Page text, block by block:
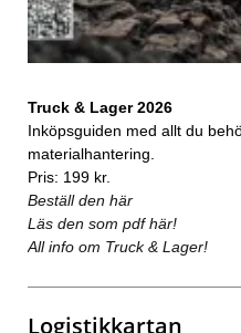
Truck & Lager 2026
Inköpsguiden med allt du
materialhantering.
Pris: 199 kr.
Beställ den här
Läs den som pdf här!
All info om Truck & Lager!
Logistikkartan